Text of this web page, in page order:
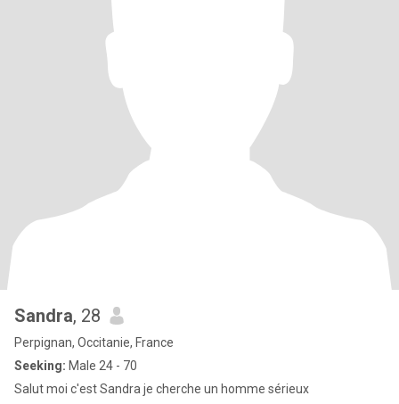
Sandra, 28
Perpignan, Occitanie, France
Seeking: Male 24 - 70
Salut moi c'est Sandra je cherche un homme sérieux